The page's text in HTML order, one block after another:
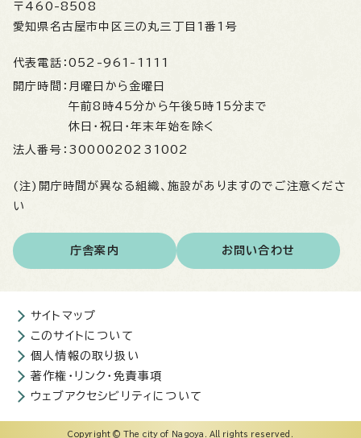
〒460-8508
愛知県名古屋市中区三の丸三丁目1番1号
代表電話： 052-961-1111
開庁時間： 月曜日から金曜日
午前8時45分から午後5時15分まで
休日・祝日・年末年始を除く
法人番号： 3000020231002
(注)開庁時間が異なる組織、施設がありますのでご注意くださ
い
庁舎案内 お問い合わせ
サイトマップ
このサイトについて
個人情報の取り扱い
著作権・リンク・免責事項
ウェブアクセシビリティについて
Copyright © The city of Nagoya. All rights reserved.